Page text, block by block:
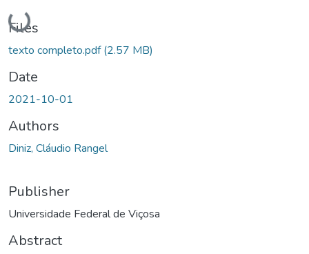
Loading...
Files
texto completo.pdf(2.57 MB)
Date
2021-10-01
Authors
Diniz, Cláudio Rangel
Publisher
Universidade Federal de Viçosa
Abstract